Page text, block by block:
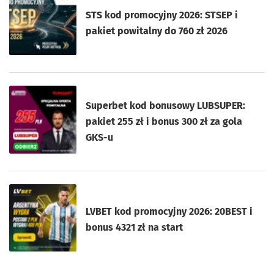
STS kod promocyjny 2026: STSEP i
pakiet powitalny do 760 zł 2026
Superbet kod bonusowy LUBSUPER:
pakiet 255 zł i bonus 300 zł za gola
GKS-u
LVBET kod promocyjny 2026: 20BEST i
bonus 4321 zł na start